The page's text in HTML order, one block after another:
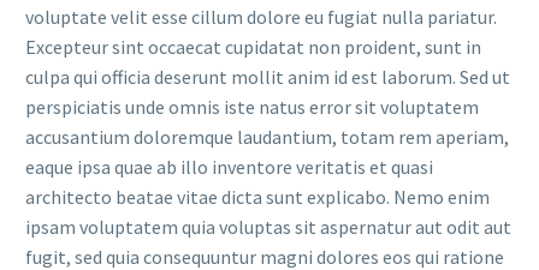
voluptate velit esse cillum dolore eu fugiat nulla pariatur.
Excepteur sint occaecat cupidatat non proident, sunt in
culpa qui officia deserunt mollit anim id est laborum. Sed ut
perspiciatis unde omnis iste natus error sit voluptatem
accusantium doloremque laudantium, totam rem aperiam,
eaque ipsa quae ab illo inventore veritatis et quasi
architecto beatae vitae dicta sunt explicabo. Nemo enim
ipsam voluptatem quia voluptas sit aspernatur aut odit aut
fugit, sed quia consequuntur magni dolores eos qui ratione